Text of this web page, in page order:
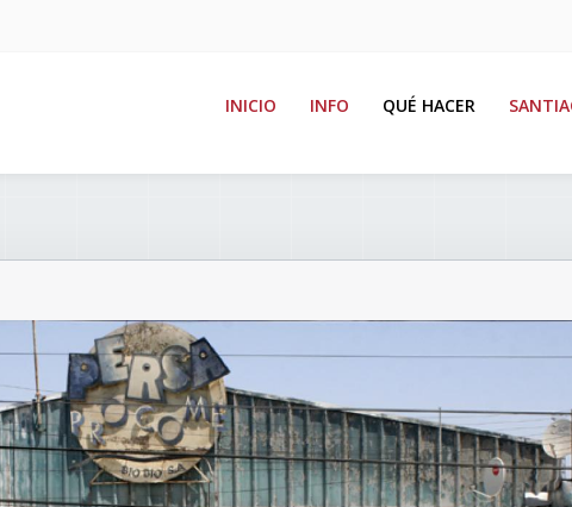
INICIO INFO QUÉ HACER